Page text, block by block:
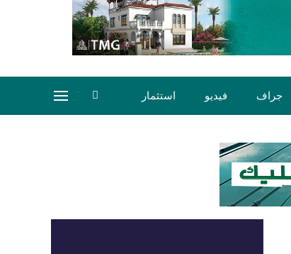
جراف فيديو استثمار